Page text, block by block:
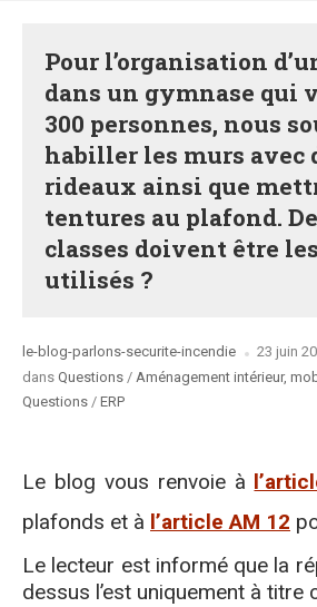
Pour l’organisation
dans un gymnase qui
300 personnes, nous
habiller les murs avec
rideaux ainsi que
tentures au plafond.
classes doivent être
utilisés ?
Posted
by
le-blog-parlons-securite-incendie 23 juin
dans Posted
in
Questions / Aménagement intérieur,
Questions / ERP
Le blog vous renvoie à
plafonds et à l’article AM 12
Le lecteur est informé que la
dessus l’est uniquement à titre